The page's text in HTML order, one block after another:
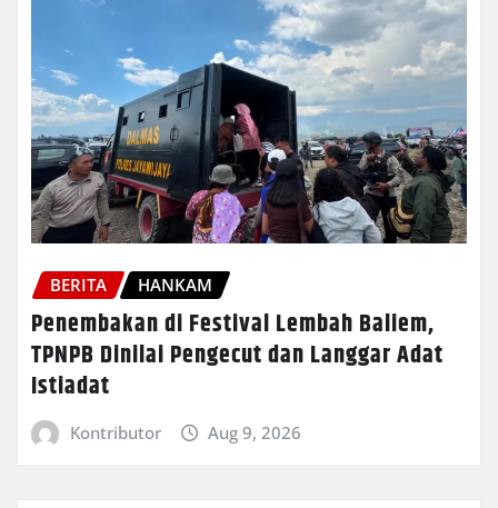
BERITA HANKAM
Penembakan di Festival Lembah Baliem,
TPNPB Dinilai Pengecut dan Langgar Adat
Istiadat
Kontributor Aug 9, 2026